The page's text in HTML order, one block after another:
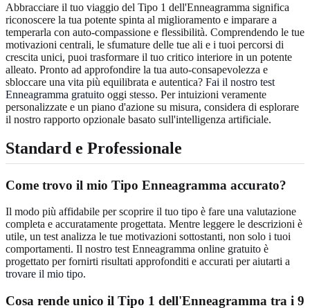
Abbracciare il tuo viaggio del Tipo 1 dell'Enneagramma significa
riconoscere la tua potente spinta al miglioramento e imparare a
temperarla con auto-compassione e flessibilità. Comprendendo le tue
motivazioni centrali, le sfumature delle tue ali e i tuoi percorsi di
crescita unici, puoi trasformare il tuo critico interiore in un potente
alleato. Pronto ad approfondire la tua auto-consapevolezza e
sbloccare una vita più equilibrata e autentica? Fai il nostro test
Enneagramma gratuito oggi stesso. Per intuizioni veramente
personalizzate e un piano d'azione su misura, considera di esplorare
il nostro rapporto opzionale basato sull'intelligenza artificiale.
Standard e Professionale
Come trovo il mio Tipo Enneagramma accurato?
Il modo più affidabile per scoprire il tuo tipo è fare una valutazione
completa e accuratamente progettata. Mentre leggere le descrizioni è
utile, un test analizza le tue motivazioni sottostanti, non solo i tuoi
comportamenti. Il nostro test Enneagramma online gratuito è
progettato per fornirti risultati approfonditi e accurati per aiutarti a
trovare il mio tipo.
Cosa rende unico il Tipo 1 dell'Enneagramma tra i 9